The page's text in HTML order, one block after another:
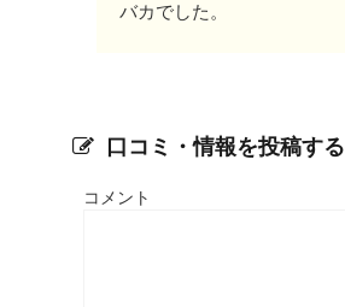
バカでした。
口コミ・情報を投稿する
コメント